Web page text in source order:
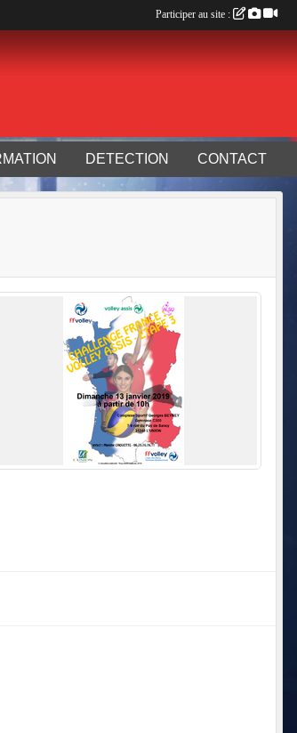
DETECTION CONTACT
Participer au site :